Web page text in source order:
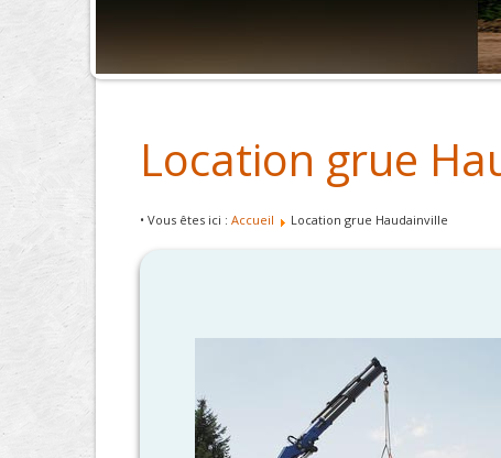
Location grue
• Vous êtes ici : Accueil Location grue Haudainville